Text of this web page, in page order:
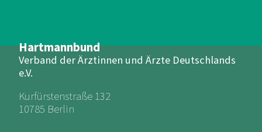
Hartmannbund
Verband der Ärztinnen und Ärzte Deutschlands
e.V.
Kurfürstenstraße 132
10785 Berlin